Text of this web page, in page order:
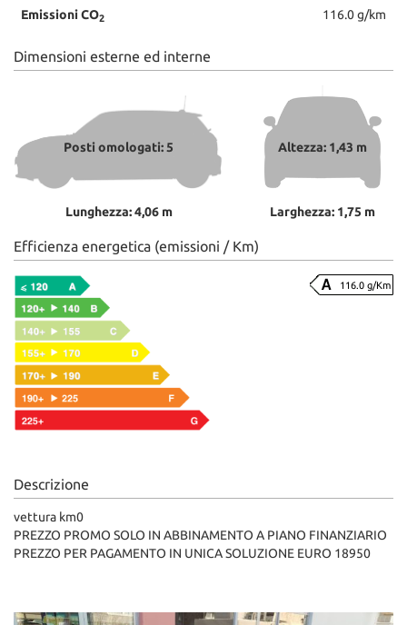
Emissioni CO2 116.0 g/km
Dimensioni esterne ed interne
Posti omologati: 5
Lunghezza: 4,06 m
Altezza: 1,43 m
Larghezza: 1,75 m
Efficienza energetica (emissioni / Km)
116.0 g/Km
Descrizione
vettura km0
PREZZO PROMO SOLO IN ABBINAMENTO A PIANO FINANZIARIO
PREZZO PER PAGAMENTO IN UNICA SOLUZIONE EURO 18950